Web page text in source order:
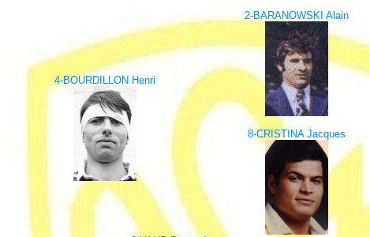
2-BARANOWSKI Alain
4-BOURDILLON Henri
8-CRISTINA Jacques